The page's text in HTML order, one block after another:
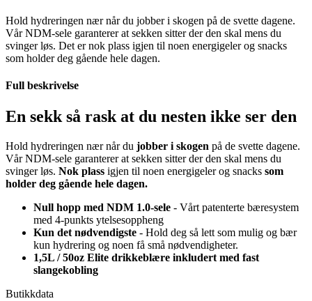
Hold hydreringen nær når du jobber i skogen på de svette dagene.
Vår NDM-sele garanterer at sekken sitter der den skal mens du
svinger løs. Det er nok plass igjen til noen energigeler og snacks
som holder deg gående hele dagen.
Full beskrivelse
En sekk så rask at du nesten ikke ser den
Hold hydreringen nær når du jobber i skogen på de svette dagene.
Vår NDM-sele garanterer at sekken sitter der den skal mens du
svinger løs. Nok plass igjen til noen energigeler og snacks som
holder deg gående hele dagen.
Null hopp med NDM 1.0-sele - Vårt patenterte bæresystem
med 4-punkts ytelsesoppheng
Kun det nødvendigste - Hold deg så lett som mulig og bær
kun hydrering og noen få små nødvendigheter.
1,5L / 50oz Elite drikkeblære inkludert med fast
slangekobling
Butikkdata